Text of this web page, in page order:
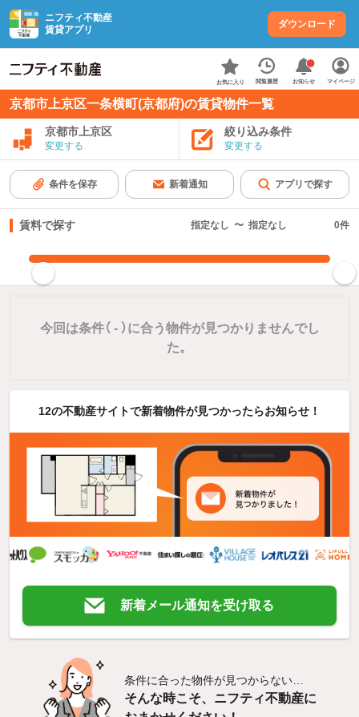
ニフティ不動産
賃貸アプリ
ダウンロード
お気に入り 閲覧履歴 お知らせ マイページ
京都市上京区一条横町(京都府)の賃貸物件一覧
京都市上京区
変更する
絞り込み条件
変更する
条件を保存 新着通知 アプリで探す
賃料で探す 指定なし 〜 指定なし 0件
今回は条件（ -）に合う物件が見つかりませんでし
た。
12の不動産サイトで新着物件が見つかったらお知らせ！
新着メール通知を受け取る
条件に合った物件が見つからない…
そんな時こそ、ニフティ不動産に